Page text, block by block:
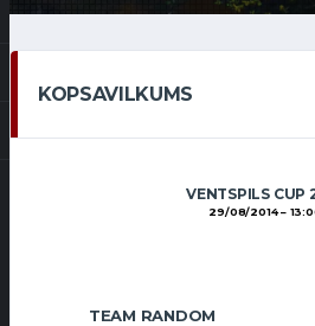
KOPSAVILKUMS
VENTSPILS CUP
29/08/2014
TEAM RANDOM